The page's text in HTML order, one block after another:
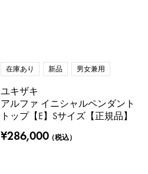
在庫あり 新品 男女兼用
ユキザキ
アルファ イニシャルペンダント
トップ【E】Sサイズ【正規品】
¥286,000（税込）